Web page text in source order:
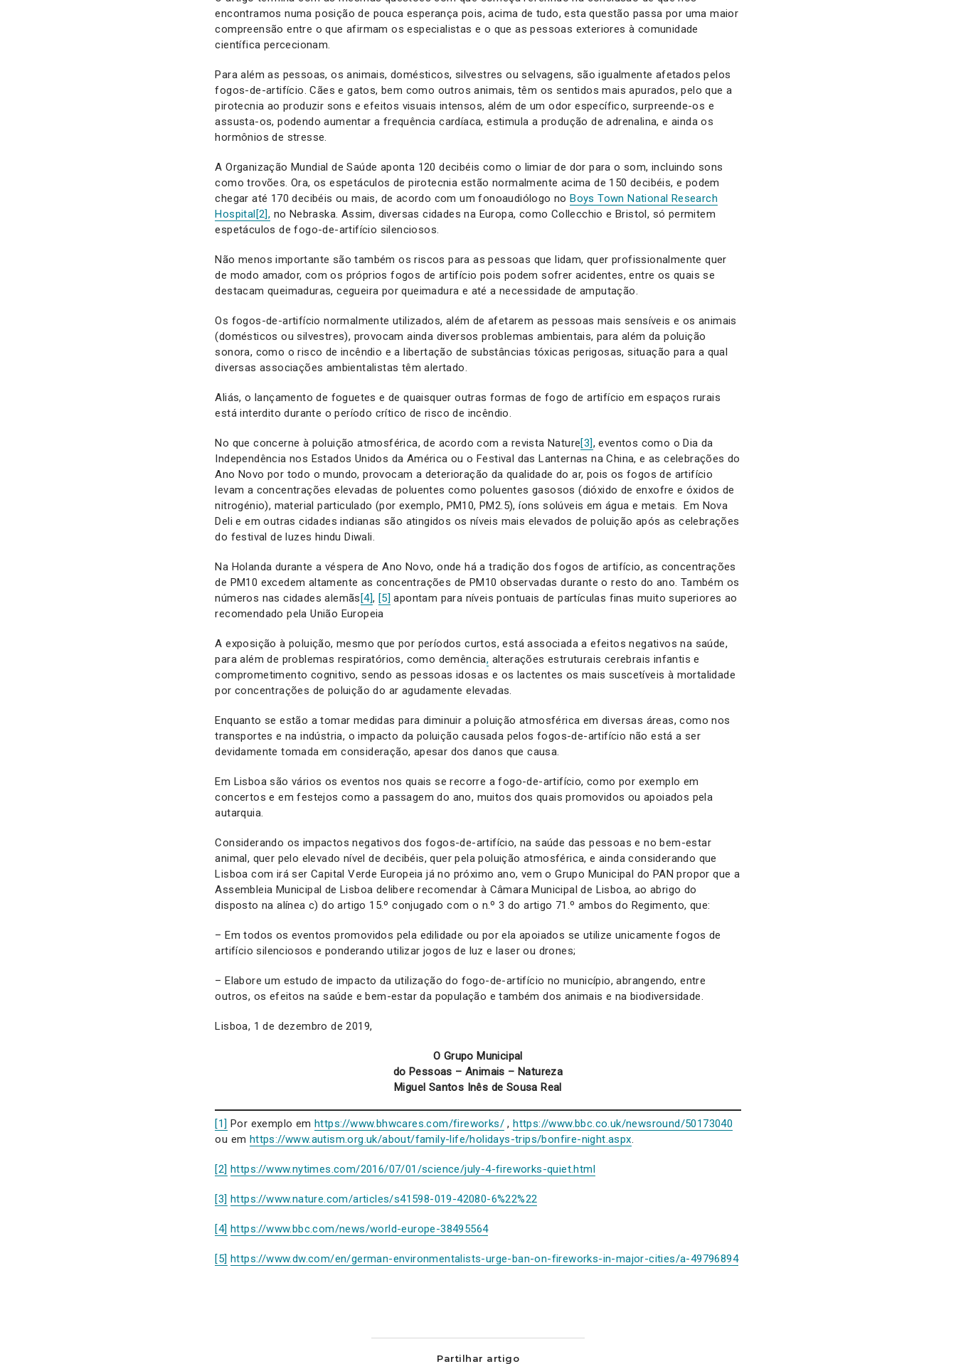
encontramos numa posição de pouca esperança pois, acima de tudo, esta questão passa por uma maior
compreensão entre o que afirmam os especialistas e o que as pessoas exteriores à comunidade
científica percecionam.
Para além as pessoas, os animais, domésticos, silvestres ou selvagens, são igualmente afetados pelos
fogos-de-artifício. Cães e gatos, bem como outros animais, têm os sentidos mais apurados, pelo que a
pirotecnia ao produzir sons e efeitos visuais intensos, além de um odor específico, surpreende-os e
assusta-os, podendo aumentar a frequência cardíaca, estimula a produção de adrenalina, e ainda os
hormônios de stresse.
A Organização Mundial de Saúde aponta 120 decibéis como o limiar de dor para o som, incluindo sons
como trovões. Ora, os espetáculos de pirotecnia estão normalmente acima de 150 decibéis, e podem
chegar até 170 decibéis ou mais, de acordo com um fonoaudiólogo noBoys Town National Research
Hospital[2], no Nebraska. Assim, diversas cidades na Europa, como Collecchio e Bristol, só permitem
espetáculos de fogo-de-artifício silenciosos.
Não menos importante são também os riscos para as pessoas que lidam, quer profissionalmente quer
de modo amador, com os próprios fogos de artifício pois podem sofrer acidentes, entre os quais se
destacam queimaduras, cegueira por queimadura e até a necessidade de amputação.
Os fogos-de-artifício normalmente utilizados, além de afetarem as pessoas mais sensíveis e os animais
(domésticos ou silvestres), provocam ainda diversos problemas ambientais, para além da poluição
sonora, como o risco de incêndio e a libertação de substâncias tóxicas perigosas, situação para a qual
diversas associações ambientalistas têm alertado.
Aliás, o lançamento de foguetes e de quaisquer outras formas de fogo de artifício em espaços rurais
está interdito durante o período crítico de risco de incêndio.
No que concerne à poluição atmosférica, de acordo com a revista Nature[3], eventos como o Dia da
Independência nos Estados Unidos da América ou o Festival das Lanternas na China, e as celebrações do
Ano Novo por todo o mundo, provocam a deterioração da qualidade do ar, pois os fogos de artifício
levam a concentrações elevadas de poluentes como poluentes gasosos (dióxido de enxofre e óxidos de
nitrogénio), material particulado (por exemplo, PM10, PM2.5), íons solúveis em água e metais. Em Nova
Deli e em outras cidades indianas são atingidos os níveis mais elevados de poluição após as celebrações
do festival de luzes hindu Diwali.
Na Holanda durante a véspera de Ano Novo, onde há a tradição dos fogos de artifício, as concentrações
de PM10 excedem altamente as concentrações de PM10 observadas durante o resto do ano. Também os
números nas cidades alemãs [4], [5] apontam para níveis pontuais de partículas finas muito superiores ao
recomendado pela União Europeia
A exposição à poluição, mesmo que por períodos curtos, está associada a efeitos negativos na saúde,
para além de problemas respiratórios, como demência, alterações estruturais cerebrais infantis e
comprometimento cognitivo, sendo as pessoas idosas e os lactentes os mais suscetíveis à mortalidade
por concentrações de poluição do ar agudamente elevadas.
Enquanto se estão a tomar medidas para diminuir a poluição atmosférica em diversas áreas, como nos
transportes e na indústria, o impacto da poluição causada pelos fogos-de-artifício não está a ser
devidamente tomada em consideração, apesar dos danos que causa.
Em Lisboa são vários os eventos nos quais se recorre a fogo-de-artifício, como por exemplo em
concertos e em festejos como a passagem do ano, muitos dos quais promovidos ou apoiados pela
autarquia.
Considerando os impactos negativos dos fogos-de-artifício, na saúde das pessoas e no bem-estar
animal, quer pelo elevado nível de decibéis, quer pela poluição atmosférica, e ainda considerando que
Lisboa com irá ser Capital Verde Europeia já no próximo ano, vem o Grupo Municipal do PAN propor que a
Assembleia Municipal de Lisboa delibere recomendar à Câmara Municipal de Lisboa, ao abrigo do
disposto na alínea c) do artigo 15.º conjugado com o n.º 3 do artigo 71.º ambos do Regimento, que:
– Em todos os eventos promovidos pela edilidade ou por ela apoiados se utilize unicamente fogos de
artifício silenciosos e ponderando utilizar jogos de luz e laser ou drones;
– Elabore um estudo de impacto da utilização do fogo-de-artifício no município, abrangendo, entre
outros, os efeitos na saúde e bem-estar da população e também dos animais e na biodiversidade.
Lisboa, 1 de dezembro de 2019,
O Grupo Municipal
do Pessoas – Animais – Natureza
Miguel Santos Inês de Sousa Real
[1] Por exemplo em https://www.bhwcares.com/fireworks/ , https://www.bbc.co.uk/newsround/50173040
ou em https://www.autism.org.uk/about/family-life/holidays-trips/bonfire-night.aspx.
[2] https://www.nytimes.com/2016/07/01/science/july-4-fireworks-quiet.html
[3] https://www.nature.com/articles/s41598-019-42080-6%22%22
[4] https://www.bbc.com/news/world-europe-38495564
[5] https://www.dw.com/en/german-environmentalists-urge-ban-on-fireworks-in-major-cities/a-49796894
Partilhar artigo